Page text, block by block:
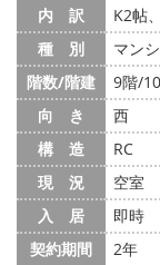
内 訳
K2帖
種 別
マン
階数/階建
9階/
向 き
西
構 造
RC
現 況
空室
入 居
即時
契約期間
2年